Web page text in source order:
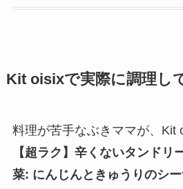
Kit oisixで実際に調理し
料理が苦手なぶきママが、Kit
【超ラク】辛くないタンドリ
菜: にんじんときゅうりのシー